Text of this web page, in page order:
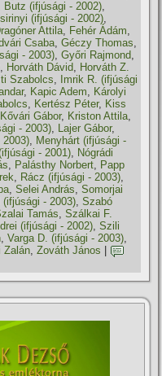
Butz (ifjúsági - 2002),
(ifjúsági - 2002),
Attila, Fehér Ádám,
Csaba,Géczy Thomas,
- 2003),Győri Rajmond,
, Horváth Dávid, Horváth Z.
Szabolcs,
Imrik R. (ifjúsági
, Kapic Adem, Károlyi
, Kertész Péter, Kiss
Kővári Gábor, Kriston Attila,
- 2003), Lajer Gábor,
2003), Menyhárt (ifjúsági -
- 2001), Nógrádi
, Palásthy Norbert, Papp
, Rácz (ifjúsági - 2003),
,Selei András,Somorjai
(ifjúsági - 2003),Szabó
Tamás,Szálkai F.
(ifjúsági - 2002),Szili
,Varga D. (ifjúsági - 2003),
Zalán,Zováth János